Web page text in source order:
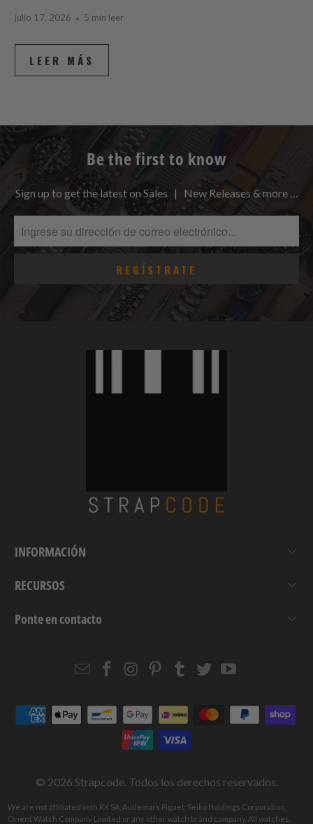
julio 17, 2026 5 min leer
LEER MÁS
Be the first to know
Sign up to get the latest on Sales | New Releases & more …
INFORMACIÓN
RECURSOS
Ponte en contacto
EmailStrapcode
Facebook
Strapcode
Instagram
Strapcode
Pinterest
Strapcode
Tumblr
Strapcode
TwitterYouTube
© 2026 Strapcode. Todos los derechos reservados.
We are not affiliated with RX SA, Audemars Piguet, Seiko Holdings Corporation,
Orient Watch Company Limited or any other watch brand company. All watches,